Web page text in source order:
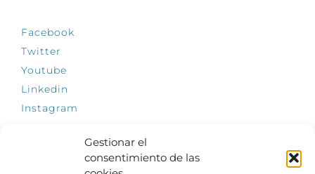
Gestionar el
consentimiento de las
Facebook
Twitter
Youtube
Linkedin
Instagram